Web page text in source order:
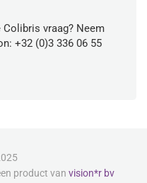
vraag? Neem
+32 (0)3 336 06 55
product van vision*r bv